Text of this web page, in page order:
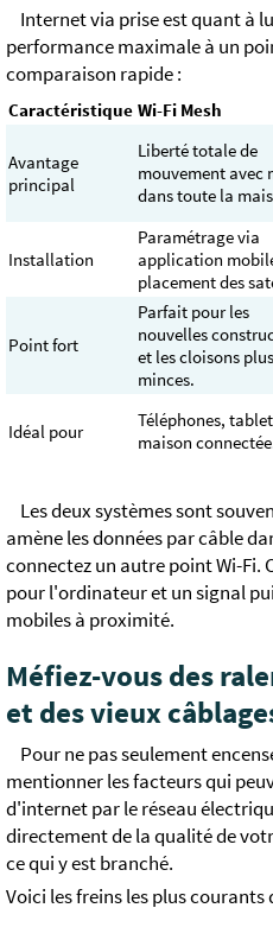
Internet via prise est quant à
performance maximale à un
comparaison rapide :
Caractéristique Wi-Fi Mesh
Avantage
principal
Liberté totale de
mouvement avec
dans toute la
Installation
Paramétrage via
application
placement des
Point fort
Parfait pour les
nouvelles
et les cloisons plus
minces.
Idéal pour
Téléphones,
maison
Les deux systèmes sont
amène les données par câble
connectez un autre point Wi-Fi.
pour l'ordinateur et un signal
mobiles à proximité.
Méfiez-vous des
et des vieux
Pour ne pas seulement
mentionner les facteurs qui
d'internet par le réseau
directement de la qualité de
ce qui y est branché.
Voici les freins les plus